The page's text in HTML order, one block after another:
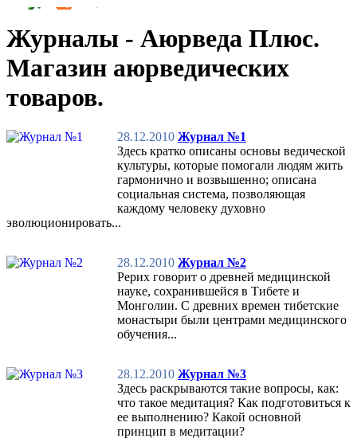
Журналы - Аюрведа Плюс.
Магазин аюрведических
товаров.
28.12.2010 Журнал №1
Здесь кратко описаны основы ведической
культуры, которые помогали людям жить
гармонично и возвышенно; описана
социальная система, позволяющая
каждому человеку духовно
эволюционировать...
28.12.2010 Журнал №2
Рерих говорит о древней медицинской
науке, сохранившейся в Тибете и
Монголии. С древних времен тибетские
монастыри были центрами медицинского
обучения...
28.12.2010 Журнал №3
Здесь раскрываются такие вопросы, как:
что такое медитация? Как подготовиться к
ее выполнению? Какой основной
принцип в медитации?